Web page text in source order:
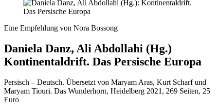
Eine Empfehlung von Nora Bossong
Daniela Danz, Ali Abdollahi (Hg.)
Kontinentaldrift. Das Persische Europa
Persisch – Deutsch. Übersetzt von Maryam Aras, Kurt Scharf und
Maryam Tiouri. Das Wunderhorn, Heidelberg 2021, 269 Seiten, 25
Euro